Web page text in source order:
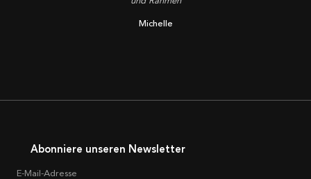
Michelle
Abonniere unseren Newsletter
E-Mail-Adresse